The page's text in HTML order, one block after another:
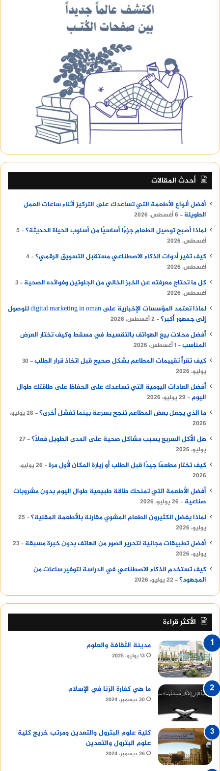
في خدماتها المنزلية، مكتب الرضاء لتشغيل الخادمات
هو أحد المكاتب التي توفر هذه الخدمات في هذه
يوفر المكتب خادمات مدربات بشكل شامل للقيام
بكافة الأنشطة المنزلية مثل التنظيف، الغسيل،
والطبخ.
المكتب يتيح للمستخدمين اختيار مربيات أطفال
حسب احتياجات كل أسرة.
يوفر المكتب جليسات مسنين يتوفرن على مهارات
متخصصة في رعاية المسنين، بالإضافة إلى ذلك،
يقدم المكتب خدمات سائقين وطباخين حسب
الاحتياجات.
اقرأ أيضا:كرسي مكتب طبي
خدمات افضل مكتب شغالات في مصر
تعد خدمة توفير خادمات من الخدمات الأساسية التي
تقدمها مكاتب الشغالات، يتم اختيار الخادمات بعناية
فائقة وتدريبهن على مهارات العمل المنزلية مثل
التنظيف، ترتيب المنزل، والعناية بالأطفال.
تتوفر الخادمات من جنسيات متنوعة، مثل الفلبين،
إثيوبيا، إندونيسيا، ونيجيريا، مما يتيح للعملاء
اختيار الأنسب لهم حسب احتياجاتهم.
من الخدمات التي تشهد إقبال كبير هي خدمة
توفير مربيات أطفال، حيث تعد رعاية الأطفال في
المنازل من الأمور الأساسية بالنسبة للكثير من
الأسر.
توفر مكاتب الشغالات مربيات للأطفال من ذوات
الخبرة الذين يلتزمون برعاية الأطفال وتلبية
احتياجاتهم اليومية، من تحضير الطعام لهم إلى
متابعة دراستهم واللعب معهم.
تقديم رعاية للمسنين يتطلب مهارات معينة
واحترافية عالية، خاصة في حال وجود حالات
صحية خاصة مثل الزهايمر أو أمراض القلب.
تقوم مكاتب الشغالات بتوفير جليسات مسنين من
ذوات الخبرة في التعامل مع كبار السن وتقديم
الرعاية الصحية والاهتمام الكامل لحالتهم.
تعد خدمة توفير طباخين وسائقين من الخدمات
التي يكثر عليها الطلب، حيث يطلب العديد من
العملاء طباخين مهرة لإعداد وجبات غذائية مميزة
بالإضافة إلى سائقين محترفين للتنقل بشكل
يومي.
كيفية اختيار مكتب شغالات بالشهر
عند اختيار مكتب الشغالات المناسب، ينصح باتباع بعض
أحدث المقالات
أفضل أنواع الأطعمة التي تساعدك على التركيز أثناء ساعات العمل
الطويلة
6 أغسطس، 2026
لماذا أصبح توصيل الطعام جزءًا أساسيًا من أسلوب الحياة الحديثة؟
5
أغسطس، 2026
كيف تغير أدوات الذكاء الاصطناعي مستقبل التسويق الرقمي؟ 4
أغسطس، 2026
كل ما تحتاج معرفته عن الخبز الخالي من الجلوتين وفوائده الصحية
3
أغسطس، 2026
لماذا تعتمد المؤسسات الإخبارية على digital marketing in oman للوصول
إلى جمهور أكبر؟ 2 أغسطس، 2026
أفضل محلات بيع الهواتف بالتقسيط في مسقط وكيف تختار العرض
المناسب 1 أغسطس، 2026
كيف تقرأ تقييمات المطاعم بشكل صحيح قبل اتخاذ قرار الطلب
30
يوليو، 2026
أفضل العادات اليومية التي تساعدك على الحفاظ على طاقتك طوال
اليوم
29 يوليو، 2026
ما الذي يجعل بعض المطاعم تنجح بسرعة بينما تفشل أخرى؟
28 يوليو،
2026
هل الأكل السريع يسبب مشاكل صحية على المدى الطويل فعلًا؟ 27
يوليو، 2026
كيف تختار مطعمًا جيدًا قبل الطلب أو زيارة المكان لأول مرة
26 يوليو،
2026
أفضل الأطعمة التي تمنحك طاقة طبيعية طوال اليوم بدون مشروبات
صناعية
26 يوليو، 2026
لماذا يفضل الكثيرون الطعام المشوي مقارنة بالأطعمة المقلية؟
25
يوليو، 2026
أفضل تطبيقات مجانية لتحرير الصور من الهاتف بدون خبرة مسبقة
23
يوليو، 2026
كيف تستخدم الذكاء الاصطناعي في الدراسة لتوفير ساعات من
المجهود؟ 22 يوليو، 2026
الأكثر قراءة
مدينة الثقافة والعلوم
13 يوليو، 2025
ما هي كفارة الزنا في الإسلام
30 ديسمبر، 2024
كلية علوم البترول والتعدين ومرتب خريج كلية
علوم البترول والتعدين
26 ديسمبر، 2024